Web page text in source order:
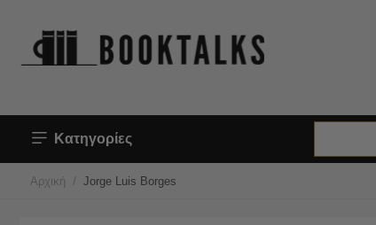
Κατηγορίες
Αρχική / Jorge Luis Borges